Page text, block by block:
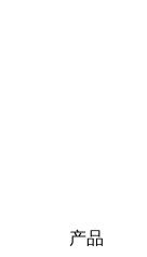
产品